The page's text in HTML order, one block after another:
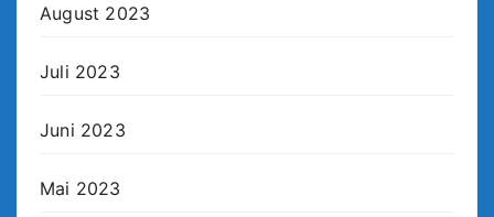
August 2023
Juli 2023
Juni 2023
Mai 2023